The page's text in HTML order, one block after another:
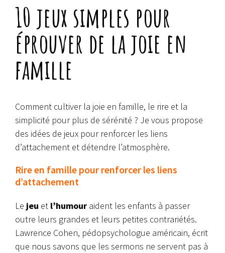
10 jeux simples pour
éprouver de la joie en
famille
Comment cultiver la joie en famille, le rire et la
simplicité pour plus de sérénité ? Je vous propose
des idées de jeux pour renforcer les liens
d’attachement et détendre l’atmosphère.
Rire en famille pour renforcer les liens
d’attachement
Le jeu et l’humour aident les enfants à passer
outre leurs grandes et leurs petites contrariétés.
Lawrence Cohen, pédopsychologue américain, écrit
que nous savons que les sermons ne servent pas à